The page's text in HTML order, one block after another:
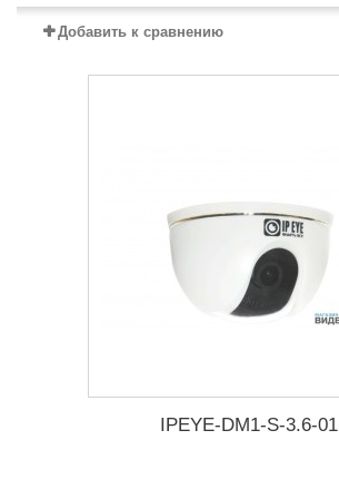
Добавить к сравнению
IPEYE-DM1-S-3.6-01